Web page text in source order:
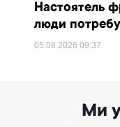
Настоятель
люди
05.08.202609:37
Ми